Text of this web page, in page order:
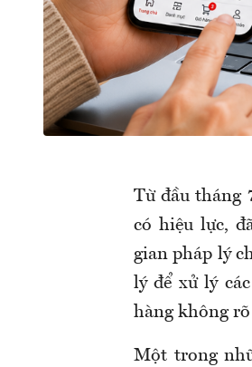
Từ đầu tháng
có hiệu lực,
gian pháp lý
lý để xử lý
hàng không
Một trong